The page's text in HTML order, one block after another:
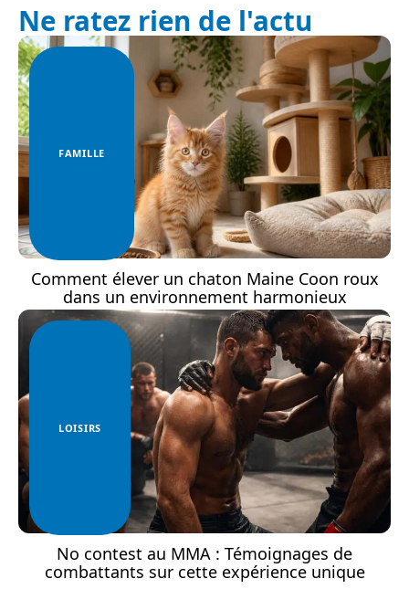
Ne ratez rien de l'actu
FAMILLE
Comment élever un chaton Maine Coon roux
dans un environnement harmonieux
LOISIRS
No contest au MMA : Témoignages de
combattants sur cette expérience unique